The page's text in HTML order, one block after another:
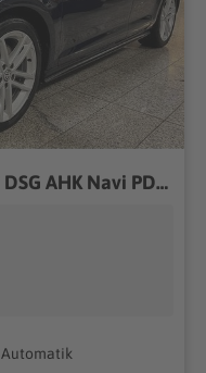
VW Golf VII GTD 2.0 TDI BMT DSG AHK Navi PDC XENON
Automatik